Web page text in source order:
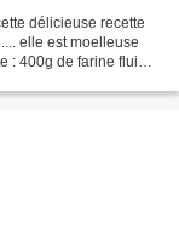
délicieuse recette
elle est moelleuse
: 400g de farine fluide